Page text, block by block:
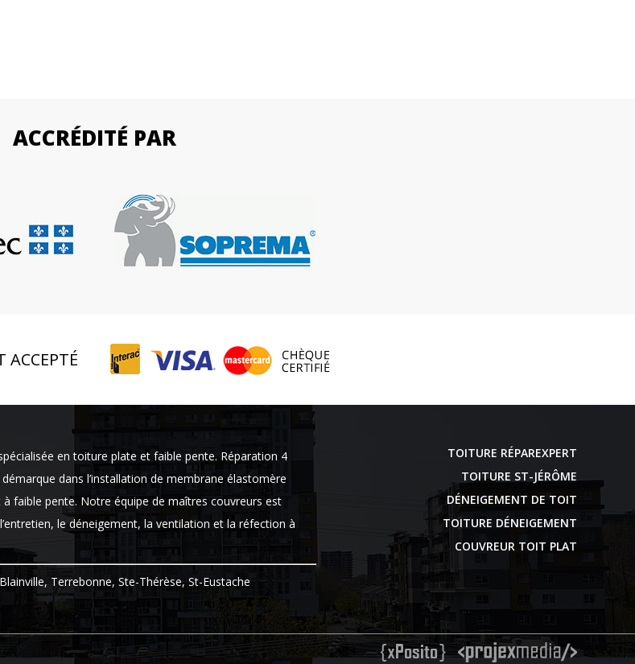
ACCRÉDITÉ PAR
ACCEPTÉ
en toiture plate et faible pente. Réparation 4
démarque dans l’installation de membrane élastomère
faible pente. Notre équipe de maîtres couvreurs est
le déneigement, la ventilation et la réfection à
Terrebonne, Ste-Thérèse, St-Eustache
TOITURE RÉPAREXPERT
TOITURE ST-JÉRÔME
DÉNEIGEMENT DE TOIT
TOITURE DÉNEIGEMENT
COUVREUR TOIT PLAT